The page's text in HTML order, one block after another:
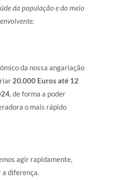
da população e do meio
da nossa angariação
20.000 Euros até 12
, de forma a poder
o mais rápido
agir rapidamente,
a diferença.